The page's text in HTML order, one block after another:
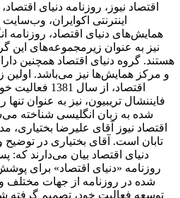
اقتصاد نیوز، روزنامه دنیای
اینترنتی اکوایران،
همایش‌های دنیای اقتصاد، روزنامه
نیز به عنوان زیرمجموعه‌های این
هستند. گروه دنیای اقتصاد همچنین
و مرکز همایش‌ها نیز می‌باشد. اولین
اقتصاد، از
فایننشال تریبیون، نیز به عنوان
شده به زبان انگلیسی شناخته
اقتصاد نیوز آقای علیرضا
تابان است. آقای بختیاری در
دنیای اقتصاد بیان می‌دارند
روزنامه «دنیای اقتصاد» برای
شده در روزنامه از جهات مختلف
توسعه فعالیت خود، تصمیم گرفته